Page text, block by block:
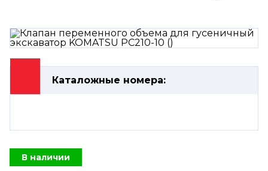
Каталожные номера:
В наличии